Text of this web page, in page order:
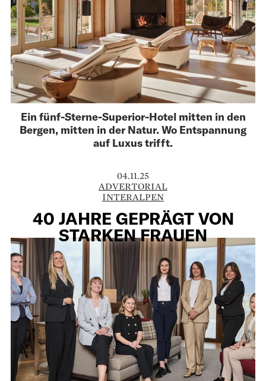
Ein fünf-Sterne-Superior-Hotel mitten in den
Bergen, mitten in der Natur. Wo Entspannung
auf Luxus trifft.
04.11.25
ADVERTORIAL
INTERALPEN
40 JAHRE GEPRÄGT VON
STARKEN FRAUEN